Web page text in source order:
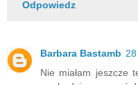
Odpowiedz
Barbara Bastamb
Nie miałam jeszcze